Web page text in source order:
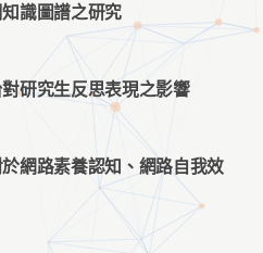
識圖譜之研究
研究生反思表現之影響
網路素養認知、網路自我效